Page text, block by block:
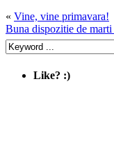
« Vine, vine primavara!
Buna dispozitie de
Like? :)